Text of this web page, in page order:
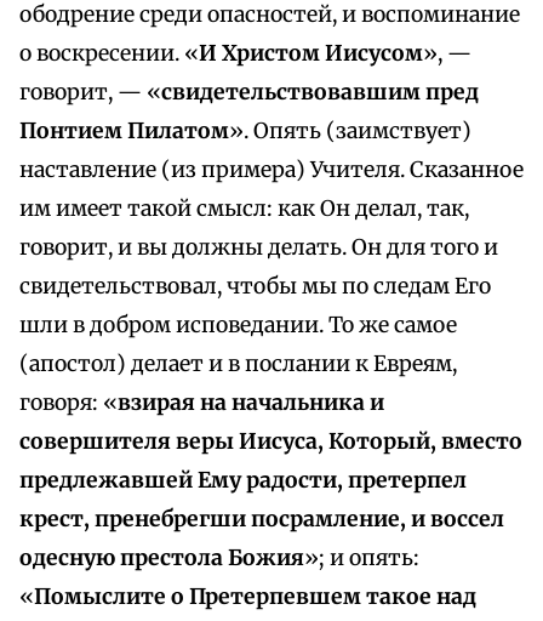
ободрение среди опасностей, и воспоминание
о воскресении. «И Христом Иисусом», —
говорит, — «свидетельствовавшим пред
Понтием Пилатом». Опять (заимствует)
наставление (из примера) Учителя. Сказанное
им имеет такой смысл: как Он делал, так,
говорит, и вы должны делать. Он для того и
свидетельствовал, чтобы мы по следам Его
шли в добром исповедании. То же самое
(апостол) делает и в послании к Евреям,
говоря: «взирая на начальника и
совершителя веры Иисуса, Который, вместо
предлежавшей Ему радости, претерпел
крест, пренебрегши посрамление, и воссел
одесную престола Божия»; и опять:
«Помыслите о Претерпевшем такое над